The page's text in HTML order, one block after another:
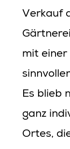
Verkauf
mit einer
Es blieb
ganz
Ortes,